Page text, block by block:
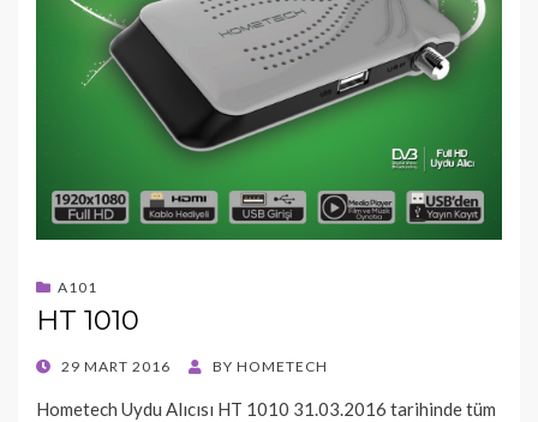
A101
HT 1010
POSTED
29 MART 2016 BY HOMETECH
Hometech Uydu Alıcısı HT 1010 31.03.2016 tarihinde tüm